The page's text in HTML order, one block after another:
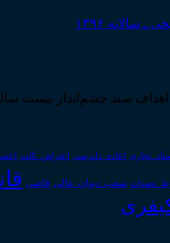
۱۳۹۶
قضاییه به استناد مجوز شماره ۵۸۸۴ از سال
اعاده_دادرسی اعتراض_ثالث
شعب_دیوان_عالی قاضی